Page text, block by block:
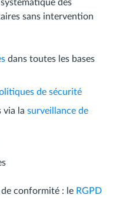
des
sans intervention
dans toutes les bases
de sécurité
via la surveillance de
conformité : le RGPD